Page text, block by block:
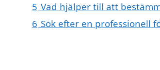
5 Vad hjälper till att
6 Sök efter en professionell